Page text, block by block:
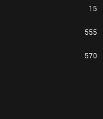
15
555
570